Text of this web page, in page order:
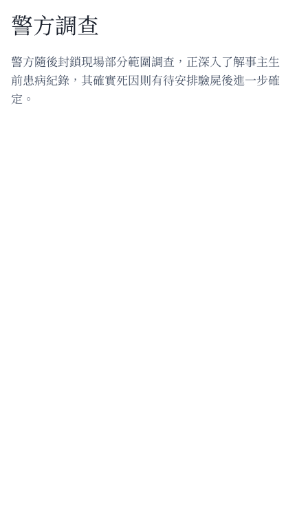
警方調查
警方隨後封鎖現場部分範圍調查，正深入了解事主生
前患病紀錄，其確實死因則有待安排驗屍後進一步確
定。